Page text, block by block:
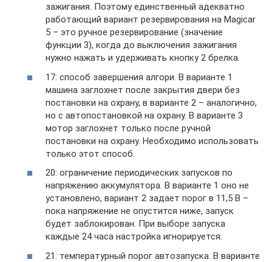
зажигания. Поэтому единственный адекватно
работающий вариант резервирования на Magicar
5 – это ручное резервирование (значение
функции 3), когда до выключения зажигания
нужно нажать и удерживать кнопку 2 брелка.
17: способ завершения алгори. В варианте 1
машина заглохнет после закрытия двери без
постановки на охрану, в варианте 2 – аналогично,
но с автопостановкой на охрану. В варианте 3
мотор заглохнет только после ручной
постановки на охрану. Необходимо использовать
только этот способ.
20: ограничение периодических запусков по
напряжению аккумулятора. В варианте 1 оно не
установлено, вариант 2 задает порог в 11,5 В –
пока напряжение не опустится ниже, запуск
будет заблокирован. При выборе запуска
каждые 24 часа настройка игнорируется.
21: температурный порог автозапуска. В варианте